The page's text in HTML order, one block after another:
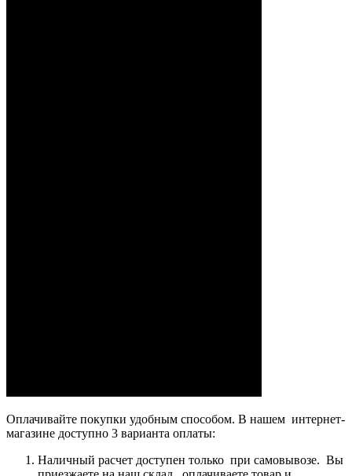
Оплачивайте покупки удобным способом. В нашем интернет-
магазине доступно 3 варианта оплаты:
Наличный расчет доступен только при самовывозе. Вы